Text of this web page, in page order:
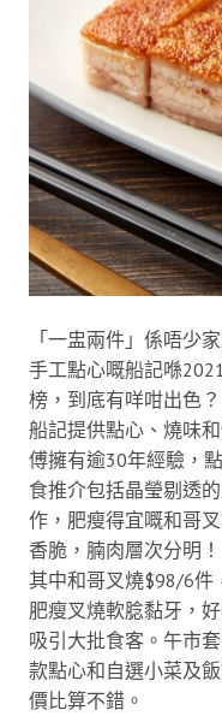
「一盅兩件」係唔少
手工點心嘅船記喺
榜，到底有咩咁出色？
船記提供點心、燒味
傅擁有逾30年經驗，
食推介包括晶瑩剔透
作，肥瘦得宜嘅和哥
香脆，腩肉層次分明！
其中和哥叉燒$98/6件
肥瘦叉燒軟腍黏牙，
吸引大批食客。午市
款點心和自選小菜及
價比算不錯。